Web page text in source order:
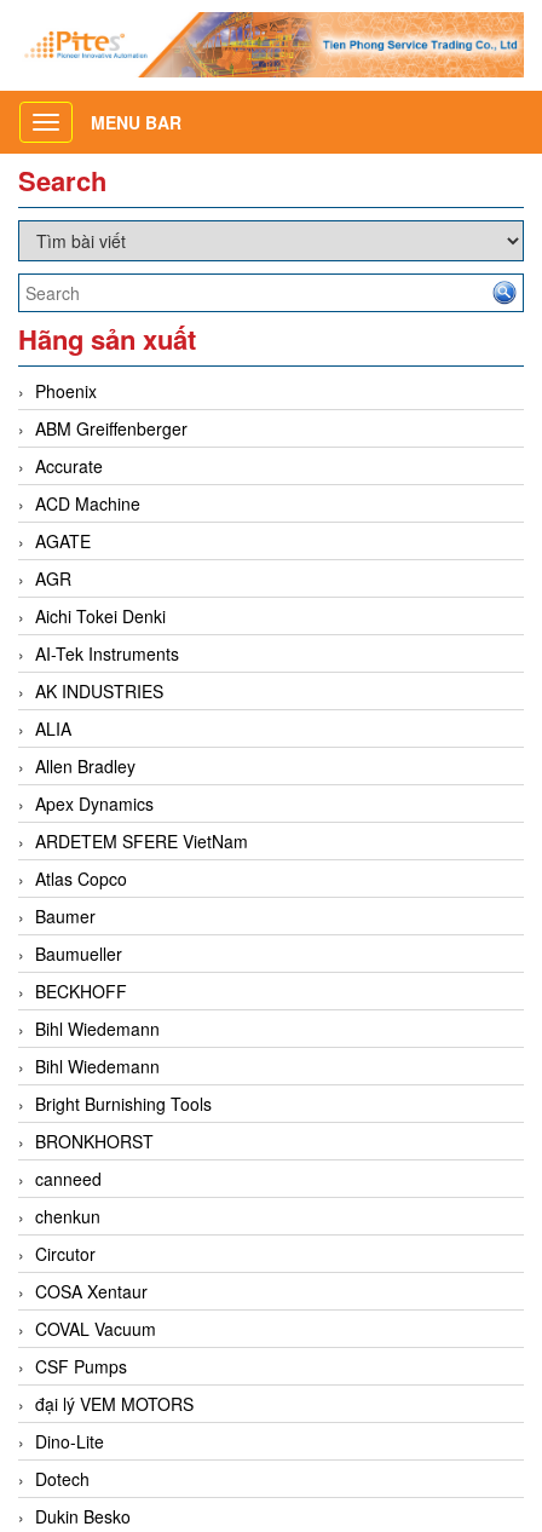
Toggle
navigation
MENU BAR
Search
Hãng sản xuất
Phoenix
ABM Greiffenberger
Accurate
ACD Machine
AGATE
AGR
Aichi Tokei Denki
AI-Tek Instruments
AK INDUSTRIES
ALIA
Allen Bradley
Apex Dynamics
ARDETEM SFERE VietNam
Atlas Copco
Baumer
Baumueller
BECKHOFF
Bihl Wiedemann
Bihl Wiedemann
Bright Burnishing Tools
BRONKHORST
canneed
chenkun
Circutor
COSA Xentaur
COVAL Vacuum
CSF Pumps
đại lý VEM MOTORS
Dino-Lite
Dotech
Dukin Besko